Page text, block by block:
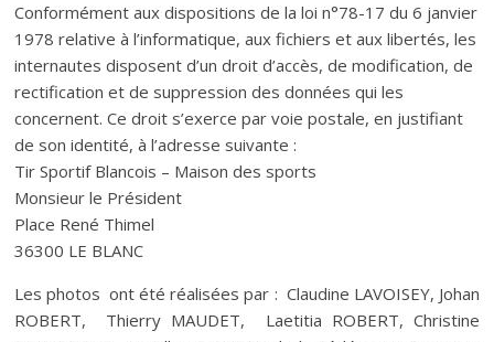
Conformément aux dispositions de la loi n°78-17 du 6 janvier
1978 relative à l’informatique, aux fichiers et aux libertés, les
internautes disposent d’un droit d’accès, de modification, de
rectification et de suppression des données qui les
concernent. Ce droit s’exerce par voie postale, en justifiant
de son identité, à l’adresse suivante :
Tir Sportif Blancois – Maison des sports
Monsieur le Président
Place René Thimel
36300 LE BLANC
Les photos ont été réalisées par : Claudine LAVOISEY, Johan
ROBERT, Thierry MAUDET, Laetitia ROBERT, Christine